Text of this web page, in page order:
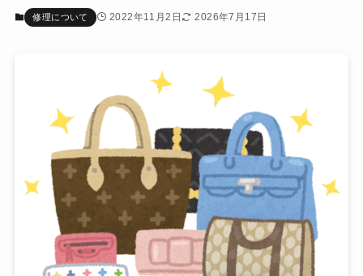
修理について 2022年11月2日 2026年7月17日